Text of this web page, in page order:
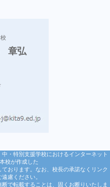
章弘
・特別支援学校におけるインターネット
校が作成した
おります。なお、校長の承諾なくリンク
慮ください。
で転載することは、固くお断りいたしま